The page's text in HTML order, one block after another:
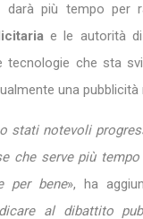
darà più tempo per
e le autorità
tecnologie che sta
una pubblicità
stati notevoli
che serve più
per bene», ha
al dibattito